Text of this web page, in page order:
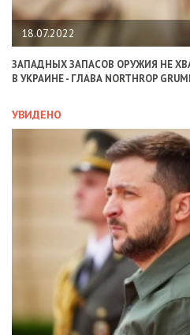
18.07.2022
ЗАПАДНЫХ ЗАПАСОВ ОРУЖИЯ НЕ
В УКРАИНЕ - ГЛАВА NORTHROP
УВИДЕНО